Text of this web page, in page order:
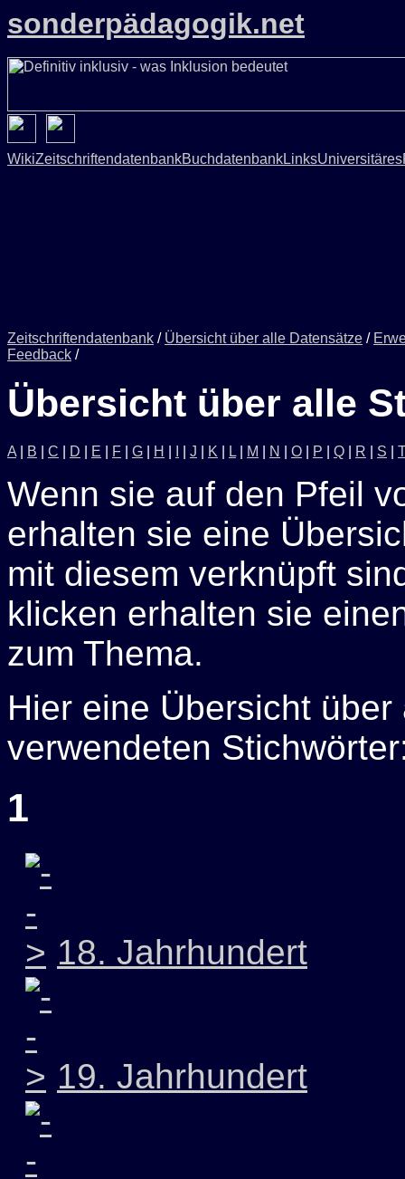
sonderpädagogik.net
WikiZeitschriftendatenbankBuchdatenbankLinksUniversitäres
Zeitschriftendatenbank / Übersicht über alle Datensätze /
Feedback /
Übersicht über alle
A B C D E F G H J K L M N O P Q R S
Wenn sie auf den Pfeil
erhalten sie eine
mit diesem verknüpft
klicken erhalten sie
zum Thema.
Hier eine Übersicht
verwendeten
1
18. Jahrhundert
19. Jahrhundert